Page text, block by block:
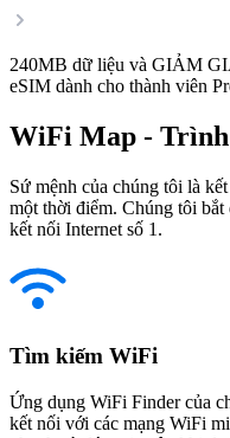
240MB dữ liệu và GIẢM
eSIM dành cho thành viên
WiFi Map -
Sứ mệnh của chúng tôi là
một thời điểm. Chúng tôi bắt
kết nối Internet số 1.
Tìm kiếm WiFi
Ứng dụng WiFi Finder của
kết nối với các mạng WiFi